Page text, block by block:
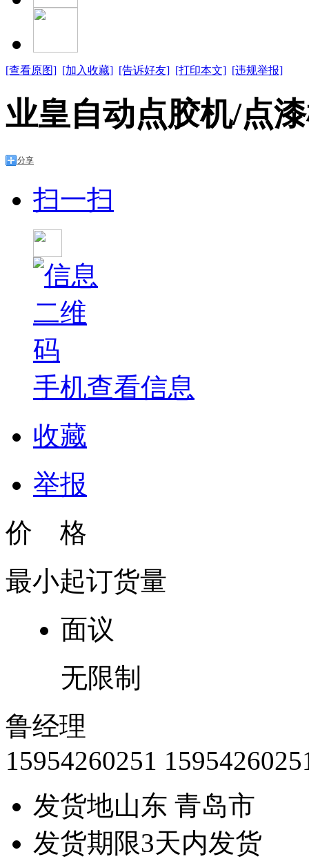
[查看原图] [加入收藏] [告诉好友] [打印本文] [违规举报]
业皇自动点胶机/点
分享
扫一扫
手机查看信息
收藏
举报
价 格
最小起订货量
面议
无限制
鲁经理
15954260251
发货地山东 青岛市
发货期限3天内发货